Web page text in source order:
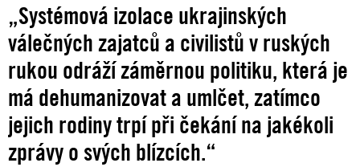
„Systémová izolace ukrajinských
válečných zajatců a civilistů v ruských
rukou odráží záměrnou politiku, která je
má dehumanizovat a umlčet, zatímco
jejich rodiny trpí při čekání na jakékoli
zprávy o svých blízcích.“